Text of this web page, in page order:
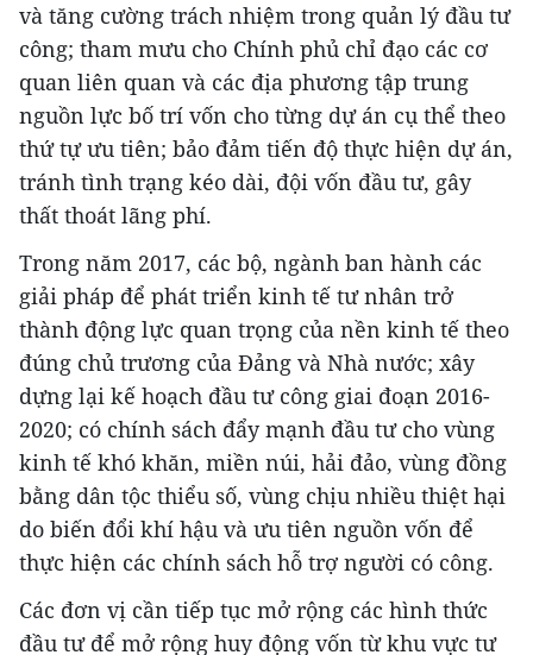
và tăng cường trách nhiệm trong quản lý đầu tư
công; tham mưu cho Chính phủ chỉ đạo các cơ
quan liên quan và các địa phương tập trung
nguồn lực bố trí vốn cho từng dự án cụ thể theo
thứ tự ưu tiên; bảo đảm tiến độ thực hiện dự án,
tránh tình trạng kéo dài, đội vốn đầu tư, gây
thất thoát lãng phí.
Trong năm 2017, các bộ, ngành ban hành các
giải pháp để phát triển kinh tế tư nhân trở
thành động lực quan trọng của nền kinh tế theo
đúng chủ trương của Đảng và Nhà nước; xây
dựng lại kế hoạch đầu tư công giai đoạn 2016-
2020; có chính sách đẩy mạnh đầu tư cho vùng
kinh tế khó khăn, miền núi, hải đảo, vùng đồng
bằng dân tộc thiểu số, vùng chịu nhiều thiệt hại
do biến đổi khí hậu và ưu tiên nguồn vốn để
thực hiện các chính sách hỗ trợ người có công.
Các đơn vị cần tiếp tục mở rộng các hình thức
đầu tư để mở rộng huy động vốn từ khu vực tư